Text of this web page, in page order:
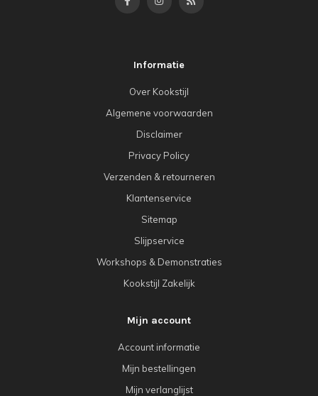
Informatie
Over Kookstijl
Algemene voorwaarden
Disclaimer
Privacy Policy
Verzenden & retourneren
Klantenservice
Sitemap
Slijpservice
Workshops & Demonstraties
Kookstijl Zakelijk
Mijn account
Account informatie
Mijn bestellingen
Mijn verlanglijst